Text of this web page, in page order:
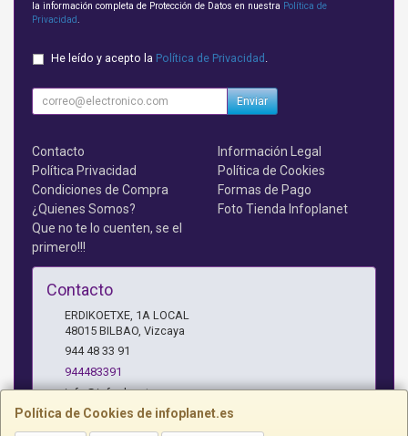
Política de Cookies de infoplanet.es
la información completa de Protección de Datos en nuestra Política de
Privacidad.
He leído y acepto la Política de Privacidad .
Enviar
Contacto
Información Legal
Política Privacidad
Política de Cookies
Condiciones de Compra
Formas de Pago
¿Quienes Somos?
Foto Tienda Infoplanet
Que no te lo cuenten, se el
primero!!!
Contacto
ERDIKOETXE, 1A LOCAL
48015 BILBAO, Vizcaya
944 48 33 91
944483391
info@infoplanet.es